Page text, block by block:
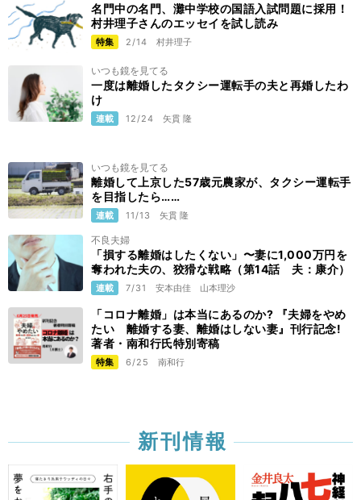
名門中の名門、灘中学校の国語入試問題に採用！
村井理子さんのエッセイを試し読み
特集 2/14 村井理子
いつも鏡を見てる
一度は離婚したタクシー運転手の夫と再婚したわ
け
連載 12/24 矢貫 隆
いつも鏡を見てる
離婚して上京した57歳元農家が、タクシー運転手
を目指したら……
連載 11/13 矢貫 隆
不良夫婦
「損する離婚はしたくない」〜妻に1,000万円を
奪われた夫の、狡猾な戦略（第14話 夫：康介）
連載 7/31 安本由佳 山本理沙
「コロナ離婚」は本当にあるのか? 『夫婦をやめ
たい 離婚する妻、離婚はしない妻』刊行記念!
著者・南和行氏特別寄稿
特集 6/25 南和行
新刊情報